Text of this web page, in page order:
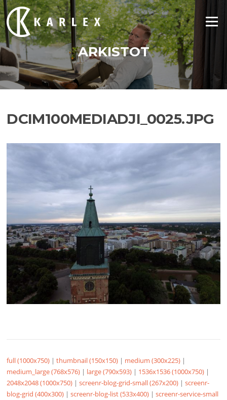
Siirry
suoraan
sisältöön
Valikko
ARKISTOT
DCIM100MEDIADJI_0025.JPG
full (1000x750) |thumbnail (150x150) | medium (300x225) |
medium_large (768x576) | large (790x593) | 1536x1536 (1000x750) |
2048x2048 (1000x750) |screenr-blog-grid-small (267x200) |screenr-
blog-grid (400x300) |screenr-blog-list (533x400) |screenr-service-small